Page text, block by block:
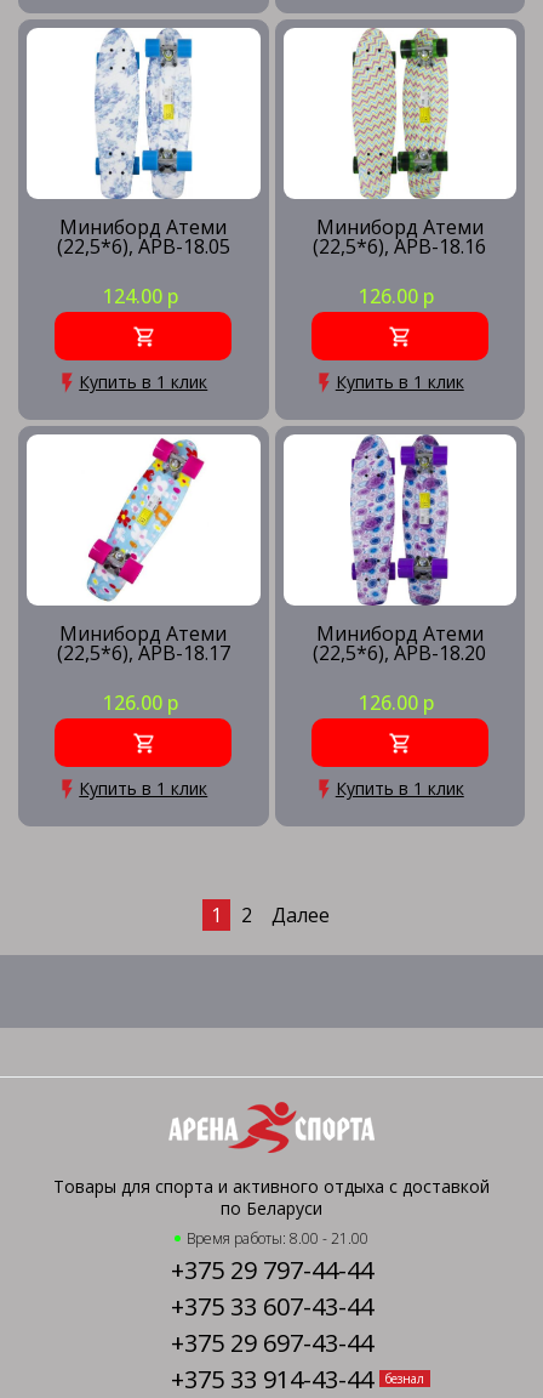
Миниборд Атеми
(22,5*6), APB-18.05
124.00 р
Купить в 1 клик
Миниборд Атеми
(22,5*6), APB-18.16
126.00 р
Купить в 1 клик
Миниборд Атеми
(22,5*6), APB-18.17
126.00 р
Купить в 1 клик
Миниборд Атеми
(22,5*6), APB-18.20
126.00 р
Купить в 1 клик
1 2 Далее
Товары для спорта и активного отдыха с доставкой
по Беларуси
Время работы: 8.00 - 21.00
+375 29 797-44-44
+375 33 607-43-44
+375 29 697-43-44
+375 33 914-43-44
безнал